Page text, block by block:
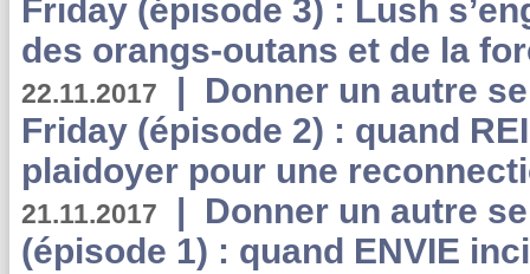
Friday (épisode 3) : Lush
des orangs-outans et de la
22.11.2017 | Donner un autre
Friday (épisode 2) : quand
plaidoyer pour une
21.11.2017 | Donner un autre
(épisode 1) : quand ENVIE